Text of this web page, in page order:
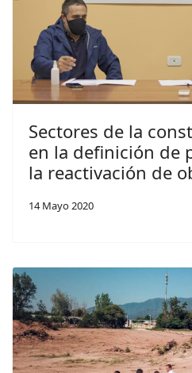
Sectores de la
en la definición de
la reactivación de
14 Mayo 2020